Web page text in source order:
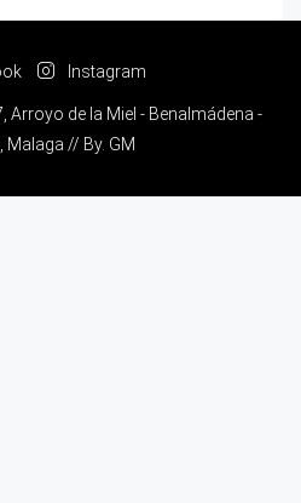
Instagram
Arroyo de la Miel - Benalmádena -
Malaga // By. GM